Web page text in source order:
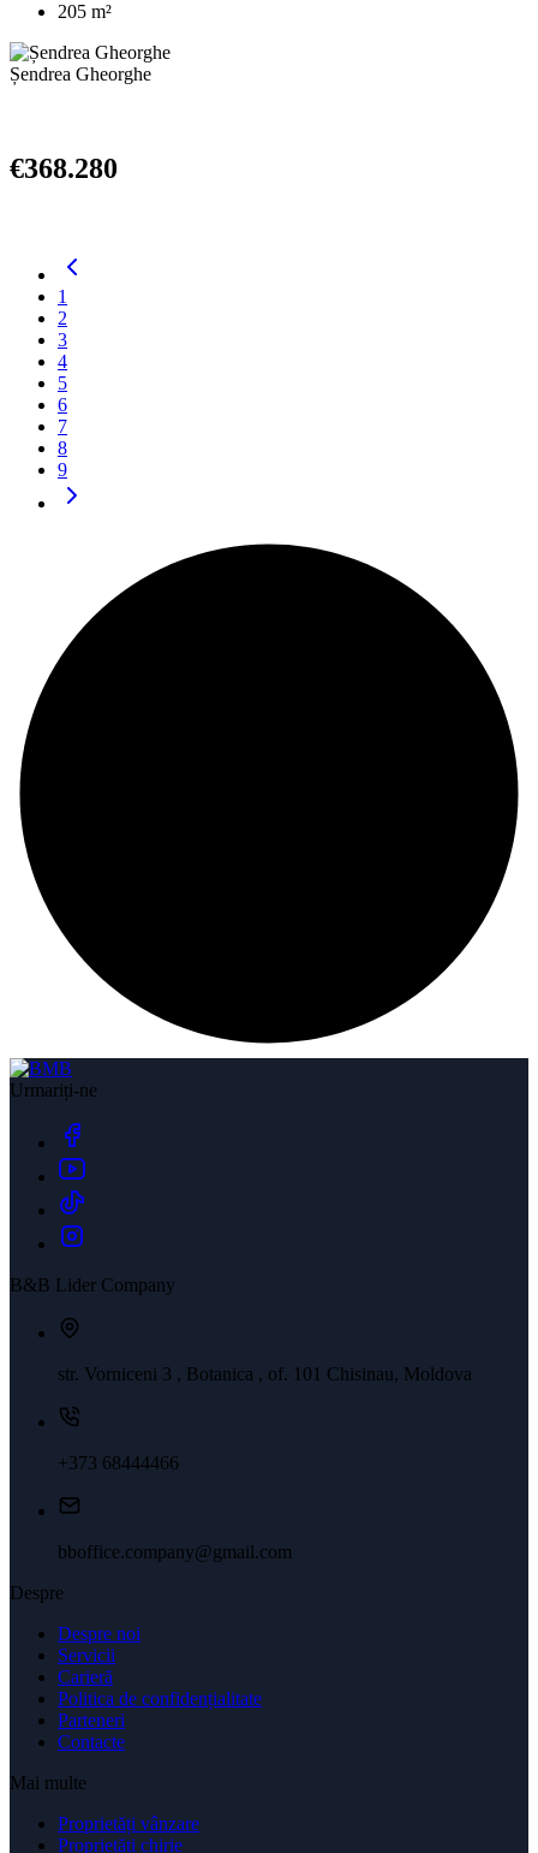
205 m²
Șendrea Gheorghe
€368.280
1
2
3
4
5
6
7
8
9
Urmariți-ne
B&B Lider Company
str. Vorniceni 3 , Botanica , of. 101 Chisinau, Moldova
+373 68444466
bboffice.company@gmail.com
Despre
Despre noi
Servicii
Carieră
Politica de confidențialitate
Parteneri
Contacte
Mai multe
Proprietăți vânzare
Proprietăți chirie